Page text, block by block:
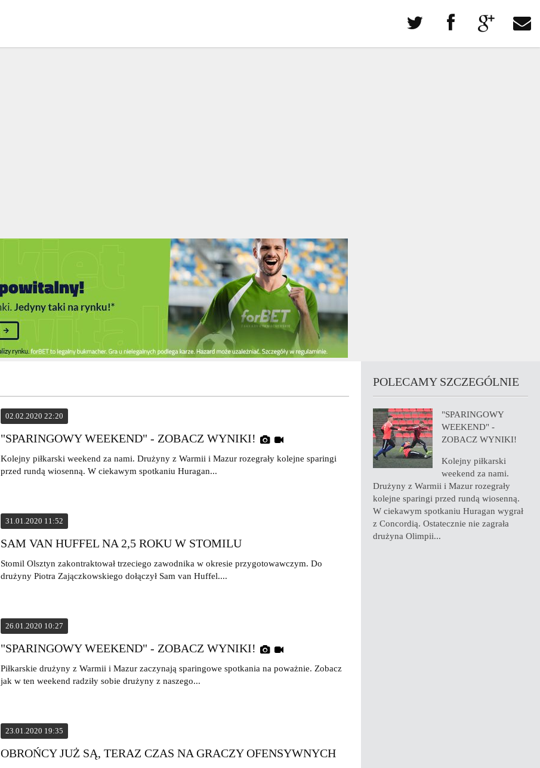
02.02.2020 22:20
"SPARINGOWY WEEKEND" - ZOBACZ WYNIKI!
Kolejny piłkarski weekend za nami. Drużyny z Warmii i Mazur rozegrały kolejne sparingi
przed rundą wiosenną. W ciekawym spotkaniu Huragan...
31.01.2020 11:52
SAM VAN HUFFEL NA 2,5 ROKU W STOMILU
Stomil Olsztyn zakontraktował trzeciego zawodnika w okresie przygotowawczym. Do
drużyny Piotra Zajączkowskiego dołączył Sam van Huffel....
26.01.2020 10:27
"SPARINGOWY WEEKEND" - ZOBACZ WYNIKI!
Piłkarskie drużyny z Warmii i Mazur zaczynają sparingowe spotkania na poważnie. Zobacz
jak w ten weekend radziły sobie drużyny z naszego...
23.01.2020 19:35
OBROŃCY JUŻ SĄ, TERAZ CZAS NA GRACZY OFENSYWNYCH
POLECAMY SZCZEGÓLNIE
"SPARINGOWY
WEEKEND" -
ZOBACZ WYNIKI!
Kolejny piłkarski
weekend za nami.
Drużyny z Warmii i Mazur rozegrały
kolejne sparingi przed rundą wiosenną.
W ciekawym spotkaniu Huragan wygrał
z Concordią. Ostatecznie nie zagrała
drużyna Olimpii...